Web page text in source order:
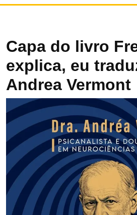
Capa do livro
explica, eu
Andrea Vermont